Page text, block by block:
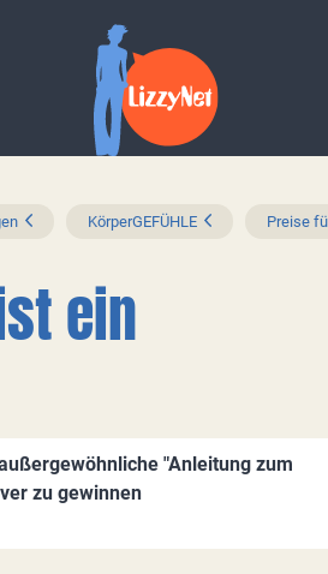
KörperGEFÜHLE Preise
ein
"Anleitung zum
zu gewinnen